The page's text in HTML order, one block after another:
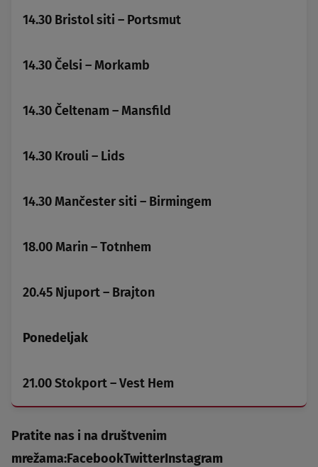
14.30 Bristol siti – Portsmut
14.30 Čelsi – Morkamb
14.30 Čeltenam – Mansfild
14.30 Krouli – Lids
14.30 Mančester siti – Birmingem
18.00 Marin – Totnhem
20.45 Njuport – Brajton
Ponedeljak
21.00 Stokport – Vest Hem
Pratite nas i na društvenim
mrežama:FacebookTwitterInstagram